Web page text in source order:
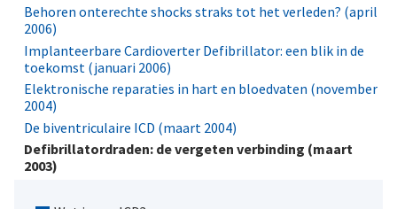
Behoren onterechte shocks straks tot het verleden? (april
2006)
Implanteerbare Cardioverter Defibrillator: een blik in de
toekomst (januari 2006)
Elektronische reparaties in hart en bloedvaten (november
2004)
De biventriculaire ICD (maart 2004)
Defibrillatordraden: de vergeten verbinding (maart
2003)